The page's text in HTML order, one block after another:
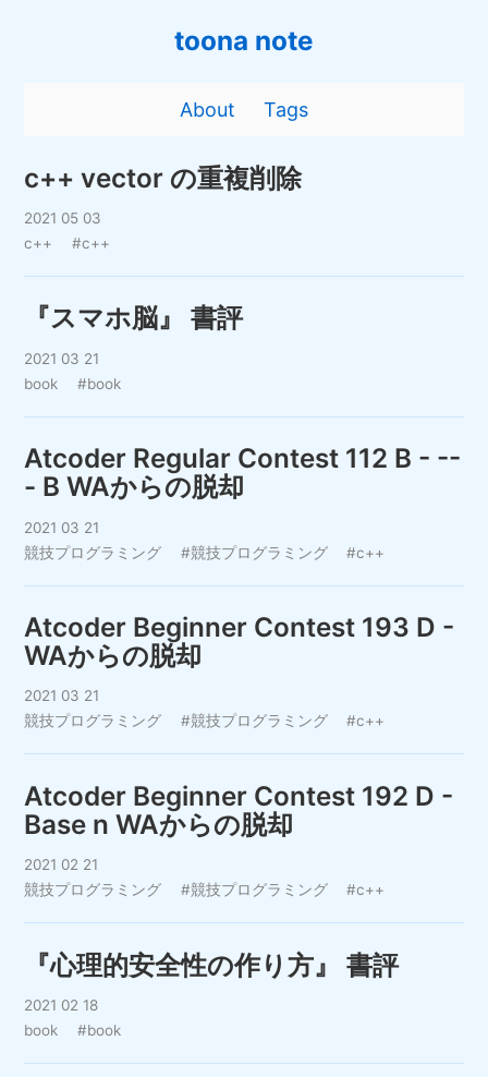
toona note
About Tags
c++ vector の重複削除
2021 05 03
c++
#c++
『スマホ脳』 書評
2021 03 21
book
#book
Atcoder Regular Contest 112 B - --
- B WAからの脱却
2021 03 21
競技プログラミング
#競技プログラミング #c++
Atcoder Beginner Contest 193 D -
WAからの脱却
2021 03 21
競技プログラミング
#競技プログラミング #c++
Atcoder Beginner Contest 192 D -
Base n WAからの脱却
2021 02 21
競技プログラミング
#競技プログラミング #c++
『心理的安全性の作り方』 書評
2021 02 18
book
#book